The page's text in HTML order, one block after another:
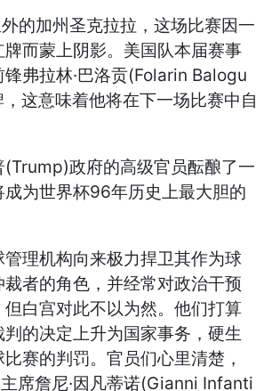
的加州圣克拉拉，这场比赛因一
而蒙上阴影。美国队本届赛事
弗拉林·巴洛贡(Folarin Balogu
这意味着他将在下一场比赛中自
(Trump)政府的高级官员酝酿了一
为世界杯96年历史上最大胆的
管理机构向来极力捍卫其作为球
者的角色，并经常对政治干预
白宫对此不以为然。他们打算
的决定上升为国家事务，硬生
赛的判罚。官员们心里清楚，
席詹尼·因凡蒂诺(Gianni Infanti